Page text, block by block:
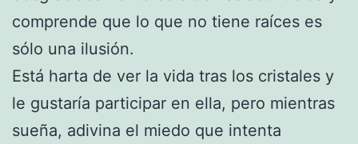
comprende que lo que no tiene raíces es
sólo una ilusión.
Está harta de ver la vida tras los cristales y
le gustaría participar en ella, pero mientras
sueña, adivina el miedo que intenta